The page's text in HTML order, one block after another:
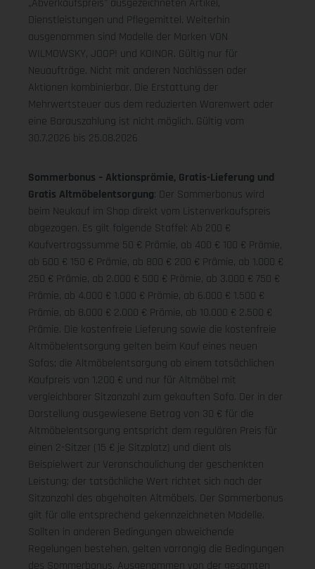
„Abverkaufspreis" ausgezeichneten Artikel,
Dienstleistungen und Pflegemittel. Weiterhin
ausgenommen sind Modelle der Marken VON
WILMOWSKY, JOOP! und KOINOR. Gültig nur für
Neuaufträge. Nicht mit anderen Nachlässen oder
Aktionen kombinierbar. Die Erstattung der
Mehrwertsteuer aus dem reduzierten Warenwert oder
eine Barauszahlung ist nicht möglich. Gültig vom
30.7.2026 bis 25.08.2026
Sommerbonus – Aktionsprämie, Gratis-Lieferung und
Gratis Altmöbelentsorgung: Der Sommerbonus wird
beim Neukauf im Shop direkt vom Listenverkaufspreis
abgezogen. Es gilt folgende Staffel: Ab 200 €
Kaufvertragssumme 50 € Prämie, ab 400 € 100 € Prämie,
ab 600 € 150 € Prämie, ab 800 € 200 € Prämie, ab 1.000 €
250 € Prämie, ab 2.000 € 500 € Prämie, ab 3.000 € 750 €
Prämie, ab 4.000 € 1.000 € Prämie, ab 6.000 € 1.500 €
Prämie, ab 8.000 € 2.000 € Prämie, ab 10.000 € 2.500 €
Prämie. Die kostenfreie Lieferung sowie die kostenfreie
Altmöbelentsorgung gelten beim Kauf eines neuen
Sofas; die Altmöbelentsorgung ab einem tatsächlichen
Kaufpreis von 1.200 € und nur für Altmöbel mit
vergleichbarer Sitzanzahl zum gekauften Sofa. Der in der
Darstellung ausgewiesene Betrag von 30 € für die
Altmöbelentsorgung entspricht dem regulären Preis für
einen 2-Sitzer (15 € je Sitzplatz) und dient als
Beispielwert zur Veranschaulichung der geschenkten
Leistung; der tatsächliche Wert richtet sich nach der
Sitzanzahl des abgeholten Altmöbels. Der Sommerbonus
gilt für alle entsprechend gekennzeichneten Modelle.
Sollten in anderen Bedingungen abweichende
Regelungen bestehen, gelten vorrangig die Bedingungen
des Sommerbonus. Ausgenommen von der gesamten